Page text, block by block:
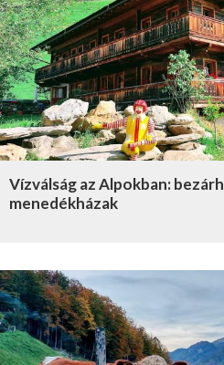
Vízválság az Alpokban:
menedékházak